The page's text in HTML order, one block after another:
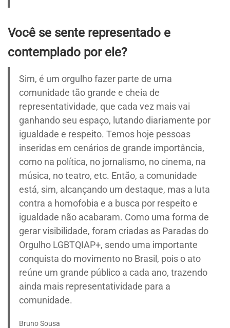
Você se sente representado e
contemplado por ele?
Sim, é um orgulho fazer parte de uma
comunidade tão grande e cheia de
representatividade, que cada vez mais vai
ganhando seu espaço, lutando diariamente por
igualdade e respeito. Temos hoje pessoas
inseridas em cenários de grande importância,
como na política, no jornalismo, no cinema, na
música, no teatro, etc. Então, a comunidade
está, sim, alcançando um destaque, mas a luta
contra a homofobia e a busca por respeito e
igualdade não acabaram. Como uma forma de
gerar visibilidade, foram criadas as Paradas do
Orgulho LGBTQIAP+, sendo uma importante
conquista do movimento no Brasil, pois o ato
reúne um grande público a cada ano, trazendo
ainda mais representatividade para a
comunidade.
Bruno Sousa